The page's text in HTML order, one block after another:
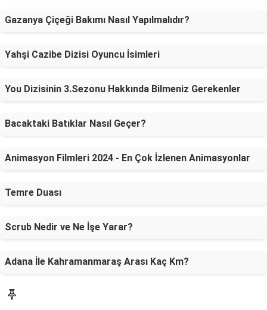
Gazanya Çiçeği Bakımı Nasıl Yapılmalıdır?
Yahşi Cazibe Dizisi Oyuncu İsimleri
You Dizisinin 3.Sezonu Hakkında Bilmeniz Gerekenler
Bacaktaki Batıklar Nasıl Geçer?
Animasyon Filmleri 2024 - En Çok İzlenen Animasyonlar
Temre Duası
Scrub Nedir ve Ne İşe Yarar?
Adana İle Kahramanmaraş Arası Kaç Km?